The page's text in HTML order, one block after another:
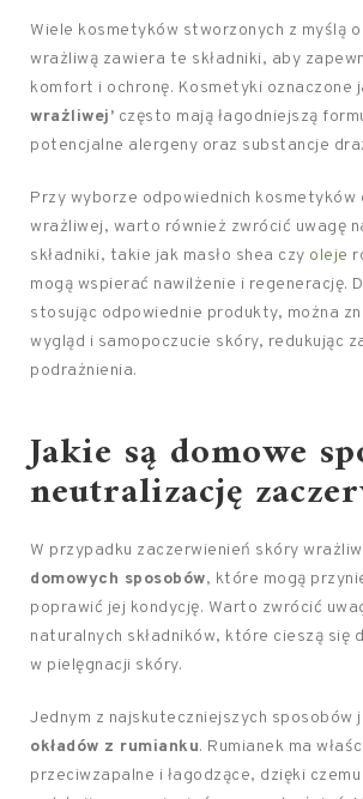
Wiele kosmetyków stworzonych z myślą
wrażliwą zawiera te składniki, aby
komfort i ochronę. Kosmetyki oznaczone
wrażliwej’ często mają łagodniejszą
potencjalne alergeny oraz substancje
Przy wyborze odpowiednich kosmetyków
wrażliwej, warto również zwrócić uwagę
składniki, takie jak masło shea czy oleje
mogą wspierać nawilżenie i regenerację.
stosując odpowiednie produkty, można
wygląd i samopoczucie skóry, redukując
podrażnienia.
Jakie są domowe
neutralizację
W przypadku zaczerwienień skóry
domowych sposobów, które mogą
poprawić jej kondycję. Warto zwrócić
naturalnych składników, które cieszą się
w pielęgnacji skóry.
Jednym z najskuteczniejszych sposobów
okładów z rumianku. Rumianek ma
przeciwzapalne i łagodzące, dzięki